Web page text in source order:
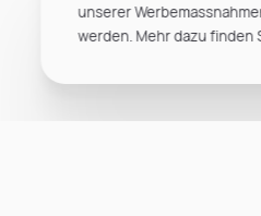
unserer
werden. Mehr dazu finden